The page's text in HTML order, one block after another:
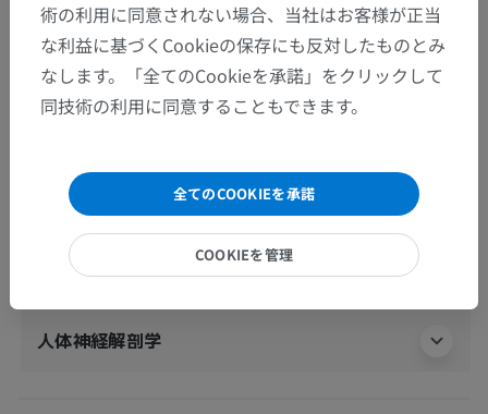
人体解剖学2
人体 > 統合系> 感覚器> 耳> 内耳> 骨迷路 >
蝸牛> 鼓室階
せん
人体解剖学1
人体神経解剖学
術の利用に同意されない場合、当社はお客様が正当
な利益に基づくCookieの保存にも反対したものとみ
なします。「全てのCookieを承諾」をクリックして
同技術の利用に同意することもできます。
全てのCOOKIEを承諾
COOKIEを管理